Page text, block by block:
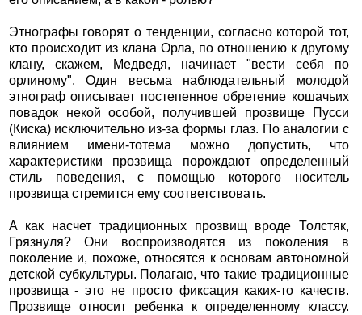
Этнографы говорят о тенденции, согласно которой тот,
кто происходит из клана Орла, по отношению к другому
клану, скажем, Медведя, начинает "вести себя по
орлиному". Один весьма наблюдательный молодой
этнограф описывает постепенное обретение кошачьих
повадок некой особой, получившей прозвище Пусси
(Киска) исключительно из-за формы глаз. По аналогии с
влиянием имени-тотема можно допустить, что
характеристики прозвища порождают определенный
стиль поведения, с помощью которого носитель
прозвища стремится ему соответствовать.
А как насчет традиционных прозвищ вроде Толстяк,
Грязнуля? Они воспроизводятся из поколения в
поколение и, похоже, относятся к основам автономной
детской субкультуры. Полагаю, что такие традиционные
прозвища - это не просто фиксация каких-то качеств.
Прозвище относит ребенка к определенному классу.